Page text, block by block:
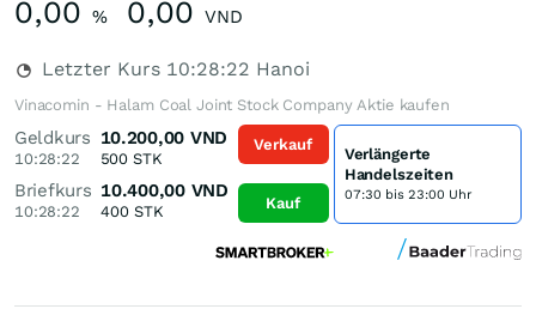
0,00 % 0,00 VND
Letzter Kurs 10:28:22 Hanoi
Vinacomin - Halam Coal Joint Stock Company Aktie kaufen
Geldkurs
10:28:22
10.200,00 VND
500 STK
Briefkurs
10:28:22
10.400,00 VND
400STK
Verkauf
Kauf
Verlängerte
Handelszeiten
07:30 bis 23:00 Uhr